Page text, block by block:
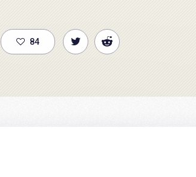
84